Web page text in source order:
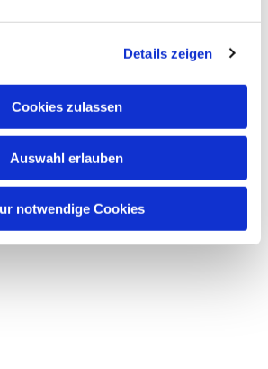
Details zeigen
Cookies zulassen
Auswahl erlauben
notwendige Cookies